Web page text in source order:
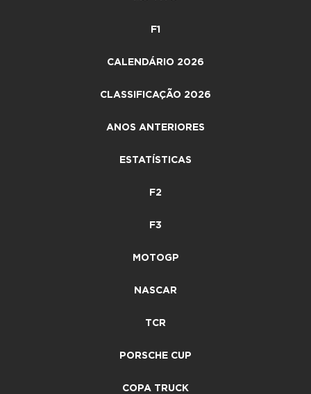
F1
CALENDÁRIO 2026
CLASSIFICAÇÃO 2026
ANOS ANTERIORES
ESTATÍSTICAS
F2
F3
MOTOGP
NASCAR
TCR
PORSCHE CUP
COPA TRUCK